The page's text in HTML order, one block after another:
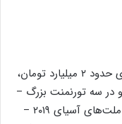
فکر کنید دروازه‌بان ثابت تیم ملی با قراردادی حدود ۲ میلیارد تومان،
در سه تورنمنت بزرگ –
جام جهانی ۲۰۱۸، لیگ قهرمانان آسیا و جام ملت‌های آسیای ۲۰۱۹ –